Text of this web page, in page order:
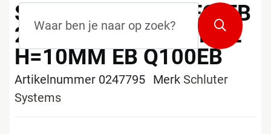
Zoekterm
Zoeken
SCHLUTER-QUADEC-EB
2,5M AFSLUITPROFIEL
H=10MM EB Q100EB
Artikelnummer 0247795 Merk Schluter
Systems